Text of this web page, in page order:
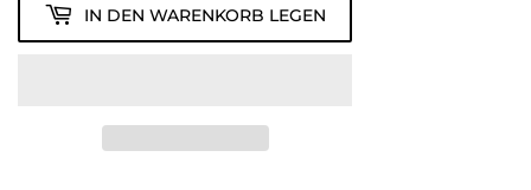
IN DEN WARENKORB LEGEN